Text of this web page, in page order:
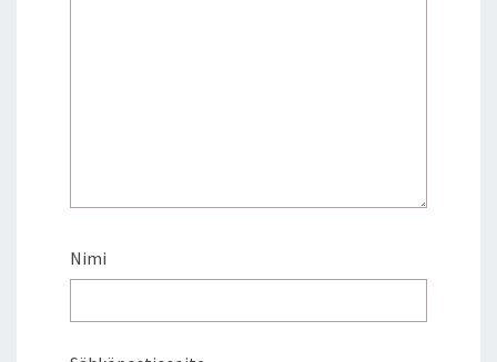
Nimi